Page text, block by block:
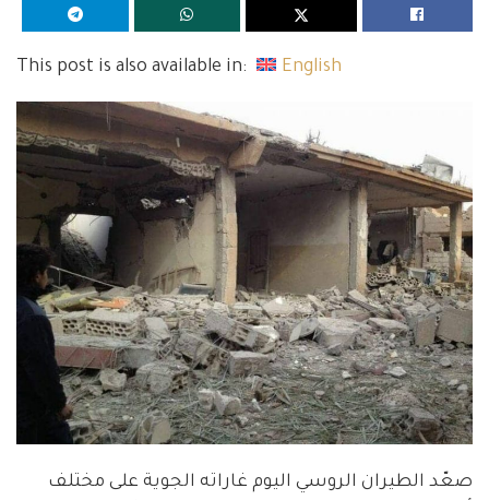
This post is also available in: English
صعّد الطيران الروسي اليوم غاراته الجوية على مختلف